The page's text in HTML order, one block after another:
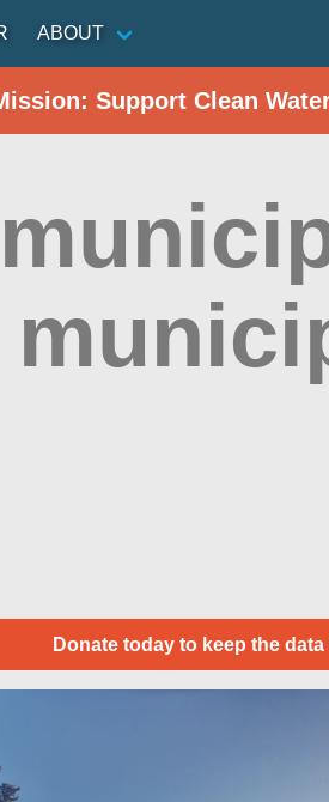
ABOUT
Support Clean
Donate today to keep the